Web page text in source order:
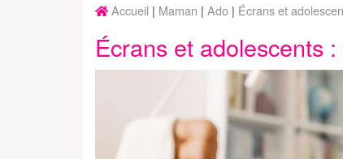
Accueil Maman Ado Écrans et
Écrans et adolescents